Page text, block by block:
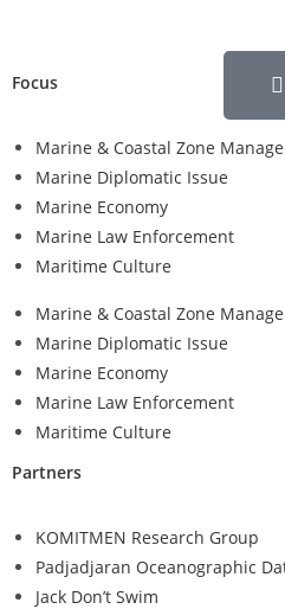
Focus
Marine & Coastal Zone
Marine Diplomatic Issue
Marine Economy
Marine Law Enforcement
Maritime Culture
Marine & Coastal Zone
Marine Diplomatic Issue
Marine Economy
Marine Law Enforcement
Maritime Culture
Partners
KOMITMEN Research Group
Padjadjaran Oceanographic
Jack Don’t Swim